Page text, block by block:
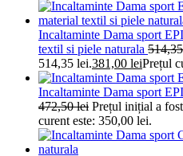
Incaltaminte Dama sport
textil si piele naturala
514,35 lei.381,00 leiPrețul
Incaltaminte Dama sport
472,50lei Prețul inițial a
curent este: 350,00 lei.